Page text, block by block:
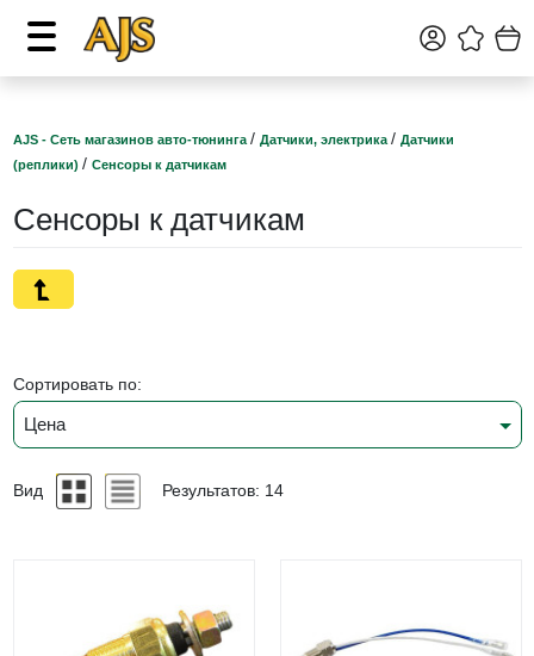
AJS - Сеть магазинов авто-тюнинга / Датчики, электрика / Датчики
(реплики) / Сенсоры к датчикам
Сенсоры к датчикам
Сортировать по:
Цена
Вид Результатов: 14